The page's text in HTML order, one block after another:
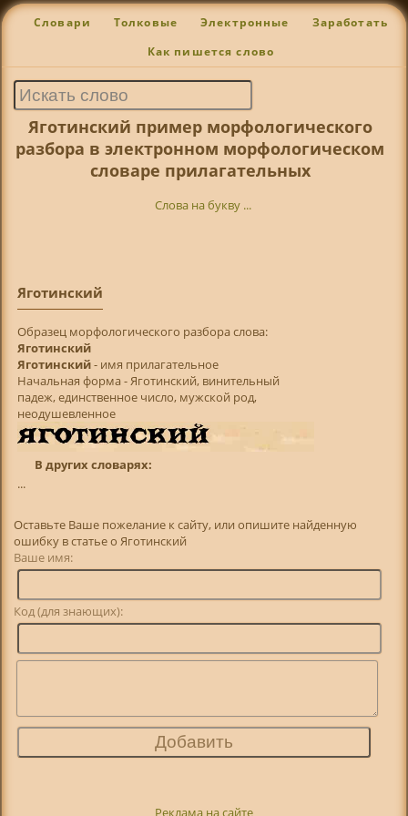
Словари Толковые Электронные Заработать
Как пишется слово
Яготинский пример морфологического
разбора в электронном морфологическом
словаре прилагательных
Слова на букву ...
Яготинский
Образец морфологического разбора слова:
Яготинский
Яготинский- имя прилагательное
Начальная форма - Яготинский, винительный
падеж, единственное число, мужской род,
неодушевленное
В других словарях:
...
Оставьте Ваше пожелание к сайту, или опишите найденную
ошибку в статье о Яготинский
Ваше имя:
Код (для знающих):
Реклама на сайте